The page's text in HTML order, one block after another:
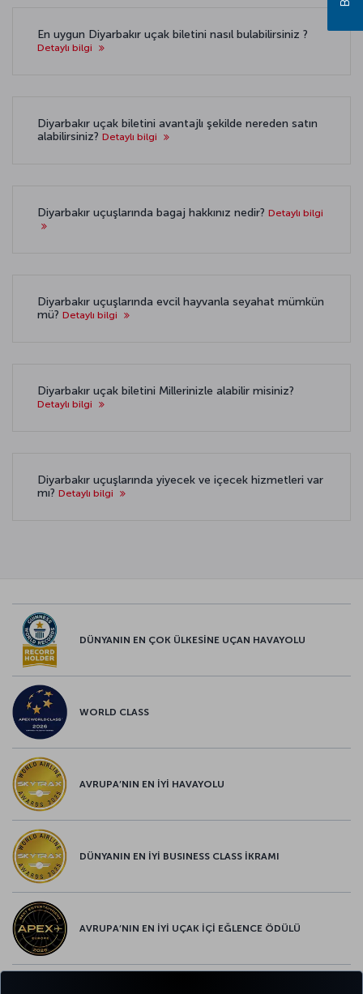
En uygun Diyarbakır uçak biletini nasıl bulabilirsiniz ?
Detaylı bilgi
Diyarbakır uçak biletini avantajlı şekilde nereden satın
alabilirsiniz? Detaylı bilgi
Diyarbakır uçuşlarında bagaj hakkınız nedir? Detaylı bilgi
Diyarbakır uçuşlarında evcil hayvanla seyahat mümkün
mü? Detaylı bilgi
Diyarbakır uçak biletini Millerinizle alabilir misiniz?
Detaylı bilgi
Diyarbakır uçuşlarında yiyecek ve içecek hizmetleri var
mı? Detaylı bilgi
DÜNYANIN EN ÇOK ÜLKESİNE UÇAN HAVAYOLU
WORLD CLASS
AVRUPA’NIN EN İYİ HAVAYOLU
DÜNYANIN EN İYİ BUSINESS CLASS İKRAMI
AVRUPA’NIN EN İYİ UÇAK İÇİ EĞLENCE ÖDÜLÜ